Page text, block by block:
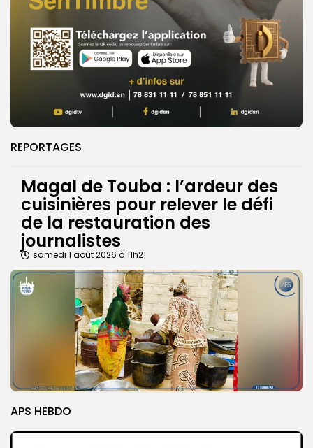
REPORTAGES
Magal de Touba : l’ardeur des
cuisinières pour relever le défi
de la restauration des
journalistes
samedi 1 août 2026 à 11h21
APS HEBDO